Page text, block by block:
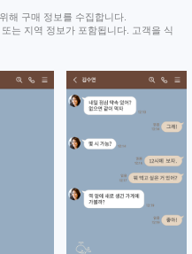
해 구매 정보를 수집합니다.
는 지역 정보가 포함됩니다. 고객을 식